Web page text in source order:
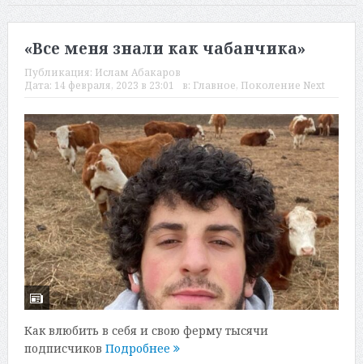
«Все меня знали как чабанчика»
Публикация: Ислам Абакаров
Дата: 14 февраля, 2023 в 23:01 в: Главное, Поколение Next
Как влюбить в себя и свою ферму тысячи
подписчиков Подробнее